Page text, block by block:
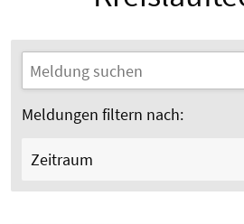
Meldungen filtern nach:
Zeitraum